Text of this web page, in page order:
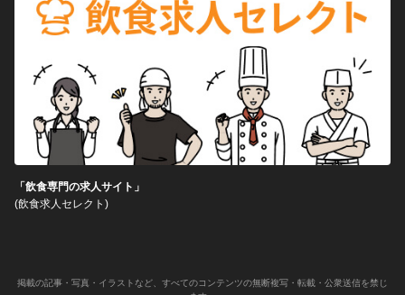
「飲食専門の求人サイト」
(飲食求人セレクト)
掲載の記事・写真・イラストなど、すべてのコンテンツの無断複写・転載・公衆送信を禁じ